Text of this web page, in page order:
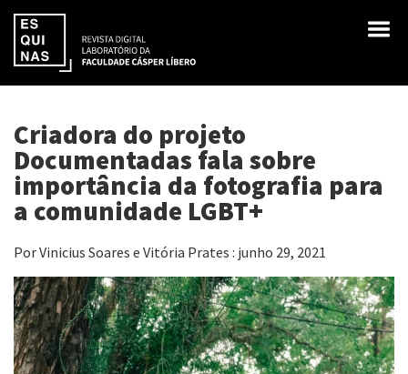
Criadora do projeto
Documentadas fala sobre
importância da fotografia para
a comunidade LGBT+
Por Vinicius Soares e Vitória Prates : junho 29, 2021